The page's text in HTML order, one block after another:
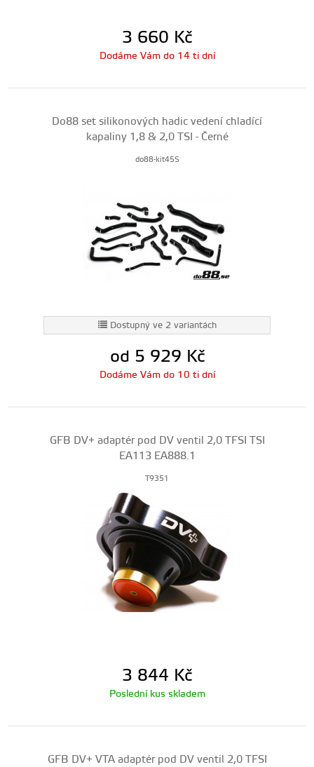
3 660 Kč
Dodáme Vám do 14 ti dní
Do88 set silikonových hadic vedení chladící
kapaliny 1,8 & 2,0 TSI - Černé
do88-kit45S
Dostupný ve 2 variantách
od 5 929 Kč
Dodáme Vám do 10 ti dní
GFB DV+ adaptér pod DV ventil 2,0 TFSI TSI
EA113 EA888.1
T9351
3 844 Kč
Poslední kus skladem
GFB DV+ VTA adaptér pod DV ventil 2,0 TFSI